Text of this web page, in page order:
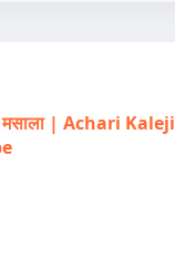
मसाला | Achari